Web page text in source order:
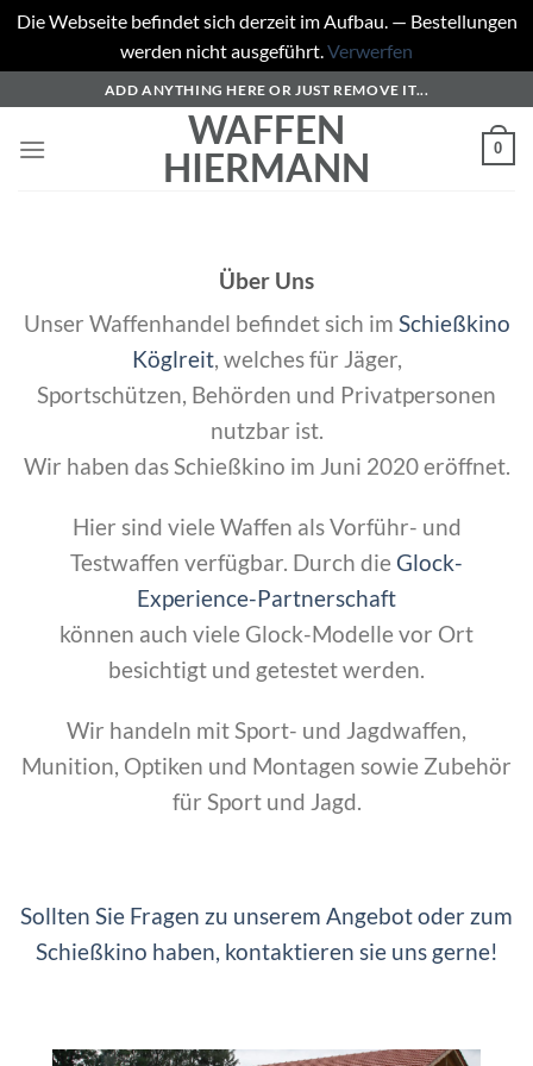
Die Webseite befindet sich derzeit im Aufbau. — Bestellungen
werden nicht ausgeführt.Verwerfen
Inhalt
springen
ADD ANYTHING HERE OR JUST REMOVE IT...
WAFFEN
HIERMANN
0
Über Uns
Unser Waffenhandel befindet sich im Schießkino
Köglreit, welches für Jäger,
Sportschützen, Behörden und Privatpersonen
nutzbar ist.
Wir haben das Schießkino im Juni 2020 eröffnet.
Hier sind viele Waffen als Vorführ- und
Testwaffen verfügbar. Durch die Glock-
Experience-Partnerschaft
können auch viele Glock-Modelle vor Ort
besichtigt und getestet werden.
Wir handeln mit Sport- und Jagdwaffen,
Munition, Optiken und Montagen sowie Zubehör
für Sport und Jagd.
Sollten Sie Fragen zu unserem Angebot oder zum
Schießkino haben, kontaktieren sie uns gerne!